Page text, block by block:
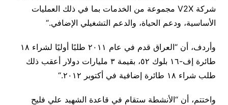
شركة V2X مجموعة من الخدمات بما في ذلك العمليات
الأساسية، ودعم الحياة، والدعم التشغيلي الإضافي“.
وأردف، أن “العراق قدم في عام ٢٠١١ طلبًا أوليًا لشراء ١٨
طائرة إف-١٦ بلوك ٥٢، بقيمة ٣ مليارات دولار أعقب ذلك
طلب شراء ١٨ طائرة إضافية في أكتوبر ٢٠١٢
“.
واختتم، أن “الأنشطة ستقام في قاعدة الشهيد علي فليح